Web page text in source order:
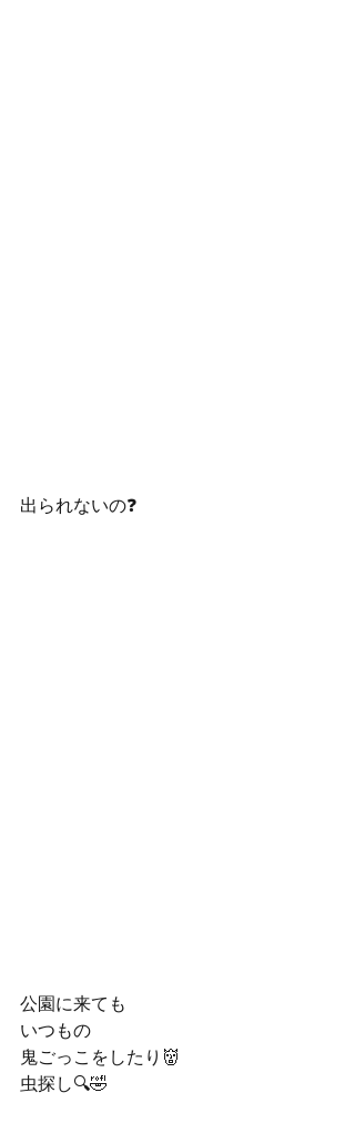
出られないの❓
公園に来ても
いつもの
鬼ごっこをしたり👹
虫探し🔍🤣